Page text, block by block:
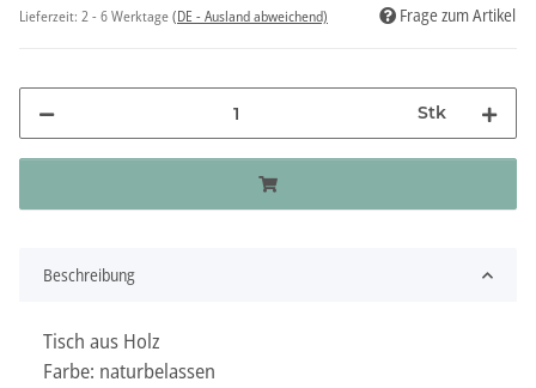
Lieferzeit: 2 - 6 Werktage(DE - Ausland abweichend) Frage zum Artikel
Stk
Beschreibung
Tisch aus Holz
Farbe: naturbelassen